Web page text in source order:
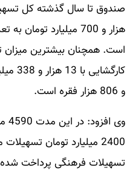
است. همچنان بیشترین
و 806 هزار فقره است.
تسهیلات فرهنگی پرداخت